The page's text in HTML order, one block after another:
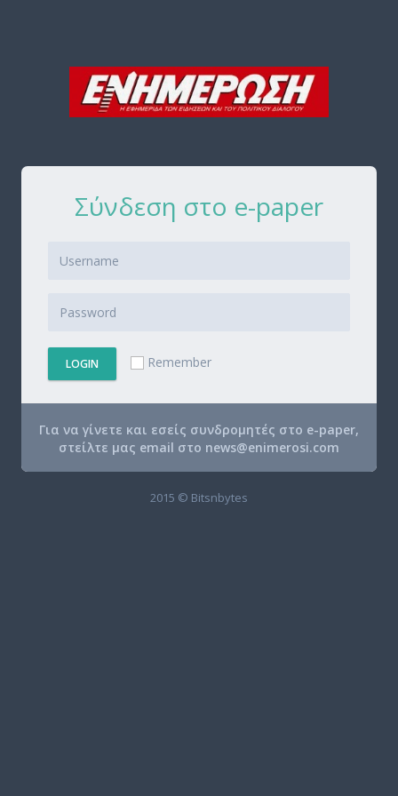
Σύνδεση στο e-paper
LOGIN Remember
Για να γίνετε και εσείς συνδρομητές στο e-paper,
στείλτε μας email στο news@enimerosi.com
2015 © Bitsnbytes